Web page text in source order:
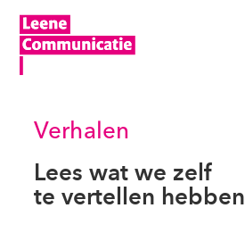
Verhalen
Lees wat we zelf
te vertellen hebben